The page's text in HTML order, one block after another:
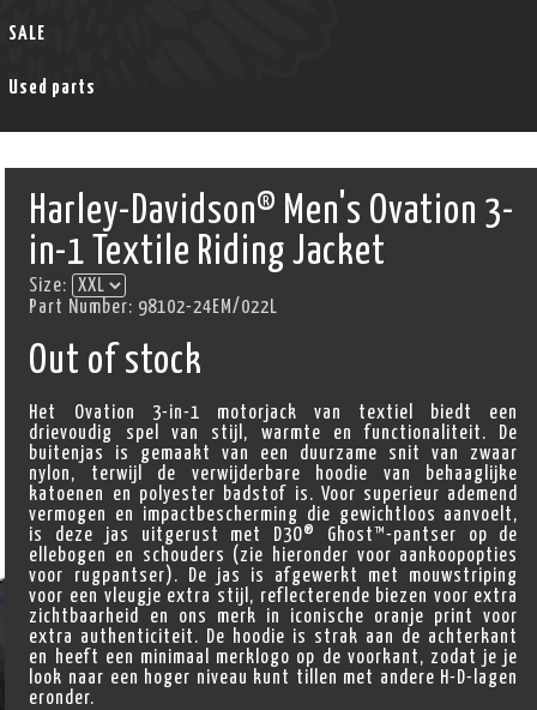
SALE
Used parts
Harley-Davidson® Men's Ovation 3-
in-1 Textile Riding Jacket
Size:
Part Number: 98102-24EM/022L
Out of stock
Het Ovation 3-in-1 motorjack van textiel biedt een
drievoudig spel van stijl, warmte en functionaliteit. De
buitenjas is gemaakt van een duurzame snit van zwaar
nylon, terwijl de verwijderbare hoodie van behaaglijke
katoenen en polyester badstof is. Voor superieur ademend
vermogen en impactbescherming die gewichtloos aanvoelt,
is deze jas uitgerust met D3O® Ghost™-pantser op de
ellebogen en schouders (zie hieronder voor aankoopopties
voor rugpantser). De jas is afgewerkt met mouwstriping
voor een vleugje extra stijl, reflecterende biezen voor extra
zichtbaarheid en ons merk in iconische oranje print voor
extra authenticiteit. De hoodie is strak aan de achterkant
en heeft een minimaal merklogo op de voorkant, zodat je je
look naar een hoger niveau kunt tillen met andere H-D-lagen
eronder.